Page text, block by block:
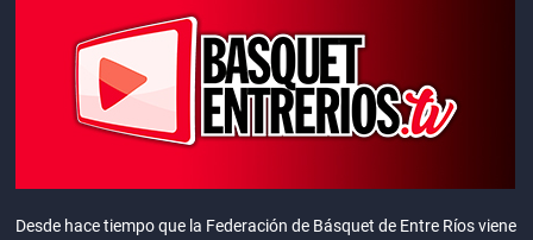
Desde hace tiempo que la Federación de Básquet de Entre Ríos viene